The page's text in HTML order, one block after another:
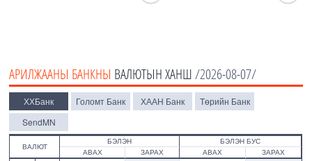
АРИЛЖААНЫ БАНКНЫ ВАЛЮТЫН ХАНШ /2026-08-07/
ХХБанк Голомт Банк ХААН Банк
Төрийн Банк
SendMN
ВАЛЮТ
БЭЛЭН
БЭЛЭН БУС
АВАХ
ЗАРАХ АВАХ ЗАРАХ